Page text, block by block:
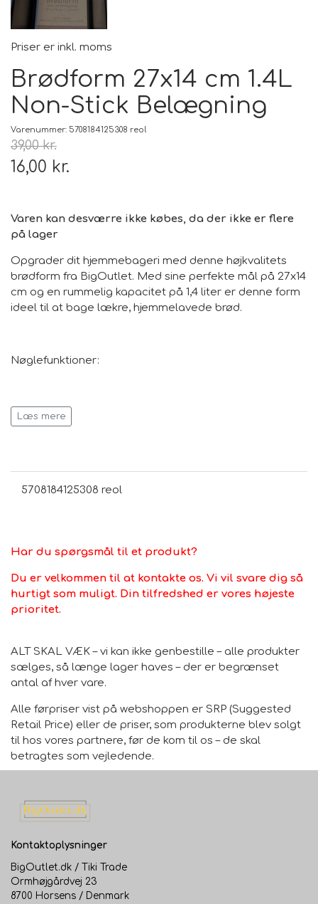
240x305 cm og over
Tæppe Størrelsesguide
Tæpper - B-SORT og Små defekter - BILLIGT
128 cm - 7 / 8 år
134 cm - 8 / 9 år
170 cm - 14 + år
140 cm - 9 / 10 år
152 cm - 11 / 12 år
Size L / 40
Size XL / 42
XX-Large
Oversize
X-Large
XX-Large
PC - Bærbar og diverse
Kontor og administration
Hus og dekoration
Reservdele til maskiner
Priser er inkl. moms
Brødform 27x14 cm 1.4L
Non-Stick Belægning
Varenummer: 5708184125308 reol
39,00 kr.
16,00 kr.
Varen kan desværre ikke købes, da der ikke er flere
på lager
Opgrader dit hjemmebageri med denne højkvalitets
brødform fra BigOutlet. Med sine perfekte mål på 27x14
cm og en rummelig kapacitet på 1,4 liter er denne form
ideel til at bage lækre, hjemmelavede brød.
Nøglefunktioner:
Dimensioner: 27x14 cm
Holdbar konstruktion sikrer langvarig brug
Formen er designet til at fordele varmen jævnt, hvilket
resulterer i en perfekt bagt skorpe og et luftigt indre.
Fordele ved vores brødform:
Bag professionelt udseende brød hjemme
Reducer madspild med præcis portionsstørrelse
OBS: Begrænset lager - køb nu, mens varen stadig er
på lager. Vi kan ikke genbestille dette produkt.
Læs mere
5708184125308 reol
Har du spørgsmål til et produkt?
Du er velkommen til at kontakte os. Vi vil svare dig så
hurtigt som muligt. Din tilfredshed er vores højeste
prioritet.
ALT SKAL VÆK – vi kan ikke genbestille – alle produkter
sælges, så længe lager haves – der er begrænset
antal af hver vare.
Alle førpriser vist på webshoppen er SRP (Suggested
Retail Price) eller de priser, som produkterne blev solgt
til hos vores partnere, før de kom til os – de skal
betragtes som vejledende.
Kontaktoplysninger
BigOutlet.dk / Tiki Trade
Ormhøjgårdvej 23
8700 Horsens / Denmark